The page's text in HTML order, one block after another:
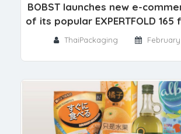
BOBST launches new e-
of its popular EXPERTFOLD
ThaiPackaging